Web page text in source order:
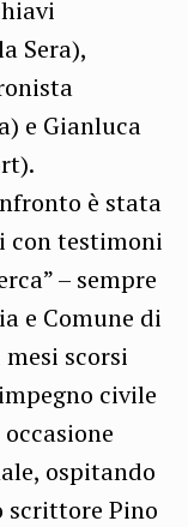
Sera),
e Gianluca
è stata
con testimoni
– sempre
e Comune di
scorsi
civile
ospitando
scrittore Pino